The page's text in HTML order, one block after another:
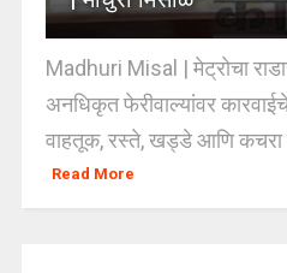
Madhuri Misal | मेट्रोचा
अनधिकृत फेरीवाल्यांवर
वाहतूक, रस्ते, खड्डे आणि कचरा
Read More